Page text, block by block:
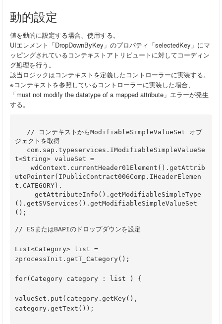
動的設定
値を動的に設定する場合、使用する。
UIエレメント「DropDownByKey」のプロパティ「selectedKey」にマ
ッピングされているコンテキストアトリビュートに対してコーディン
グ処理を行う。
該当ロジックはコンテキストを定義したコントローラーに実装する。
※コンテキストを参照しているコントローラーに実装した場合、
「must not modify the datatype of a mapped attribute」エラーが発生
する。
ジェクトを取得
t<String> valueSet =
utePointer(IPublicContract006Comp.IHeaderElemen
t.CATEGORY).
().getSVServices().getModifiableSimpleValueSet
// ESまたはBAPIのドロップダウンを設定
List<Category> list =
zprocessInit.getT_Category();
for(Category category : list ) {
valueSet.put(category.getKey(),
category.getText());